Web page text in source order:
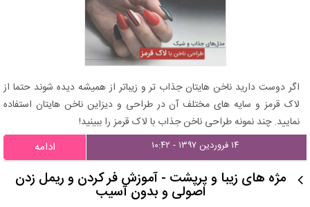
اگر دوست دارید ناخن هایتان جذاب تر و زیباتر از همیشه دیده شوند حتما از
لاک قرمز و سایه های مختلف آن در طراحی و دیزاین ناخن هایتان استفاده
نمایید. چند نمونه طراحی ناخن جذاب با لاک قرمز را ببینید!
۱۴ فروردین ۱۳۹۷ - ۱۰:۴۲ ادامه
مژه های زیبا و پرپشت - آموزش فر کردن و ریمل زدن
اصولی و بدون آسیب